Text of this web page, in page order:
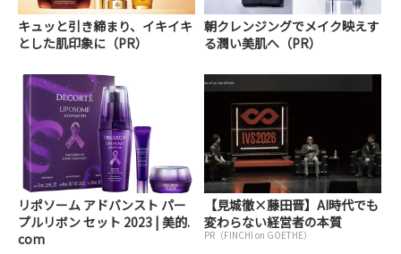
キュッと引き締まり、イキイキ
とした肌印象に（PR）
朝クレンジングでメイク映えす
る潤い美肌へ（PR）
リポソーム アドバンスト パー
プルリボン セット 2023 | 美的.
com
【見城徹×藤田晋】AI時代でも
変わらない経営者の本質
PR（FINCHI on GOETHE）